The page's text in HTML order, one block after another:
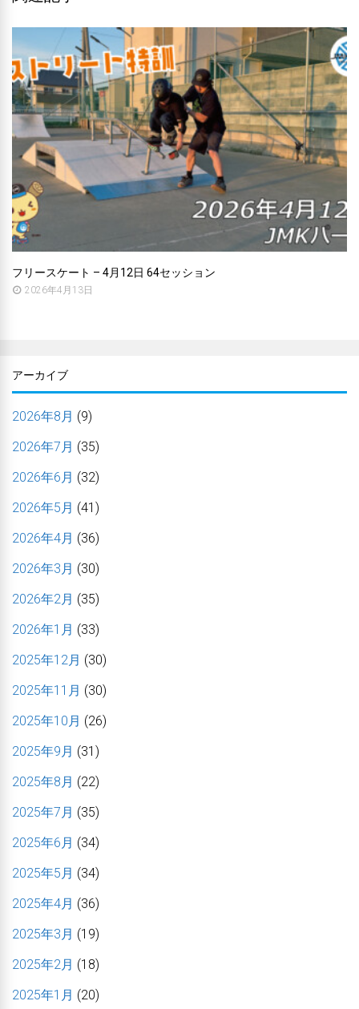
フリースケート – 4月12日 64セッション
2026年4月13日
アーカイブ
2026年8月 (9)
2026年7月 (35)
2026年6月 (32)
2026年5月 (41)
2026年4月 (36)
2026年3月 (30)
2026年2月 (35)
2026年1月 (33)
2025年12月 (30)
2025年11月 (30)
2025年10月 (26)
2025年9月 (31)
2025年8月 (22)
2025年7月 (35)
2025年6月 (34)
2025年5月 (34)
2025年4月 (36)
2025年3月 (19)
2025年2月 (18)
2025年1月 (20)